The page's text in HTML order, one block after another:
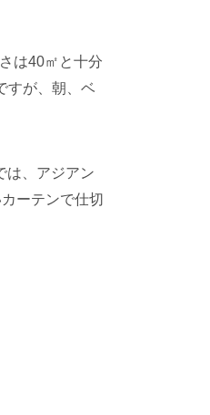
は40㎡と十分
すが、朝、ベ
は、アジアン
ーテンで仕切